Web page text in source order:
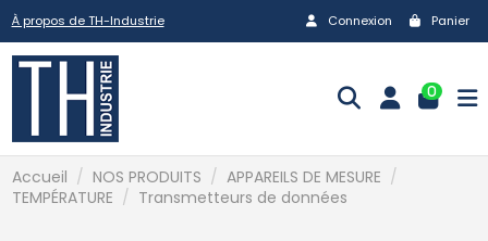
À propos de TH-Industrie Connexion Panier
0
Accueil NOS PRODUITS
APPAREILS DE MESURE
TEMPÉRATURE
Transmetteurs de données